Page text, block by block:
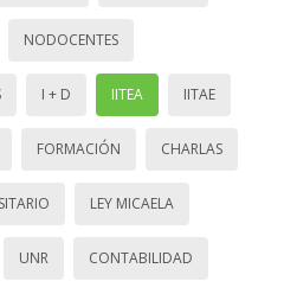
NODOCENTES
I + D IITEA IITAE
FORMACIÓN CHARLAS
LEY MICAELA
UNR CONTABILIDAD